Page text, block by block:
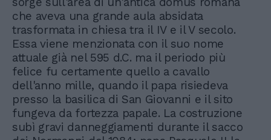
che aveva una grande aula absidata
trasformata in chiesa tra il IV e il V secolo.
Essa viene menzionata con il suo nome
attuale già nel 595 d.C. ma il periodo più
felice fu certamente quello a cavallo
dell'anno mille, quando il papa risiedeva
presso la basilica di San Giovanni e il sito
fungeva da fortezza papale. La costruzione
subì gravi danneggiamenti durante il sacco